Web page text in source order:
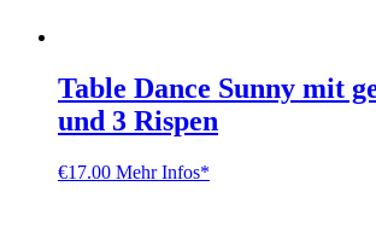
Table Dance Sunny mit
und 3 Rispen
€17.00 Mehr Infos*